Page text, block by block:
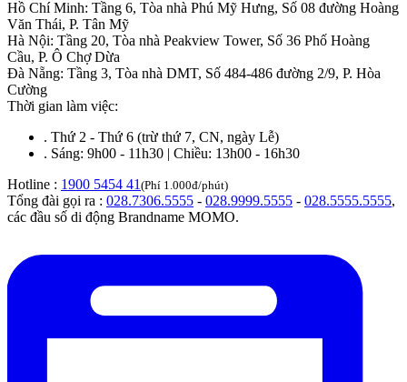
Hồ Chí Minh: Tầng 6, Tòa nhà Phú Mỹ Hưng, Số 08 đường Hoàng
Văn Thái, P. Tân Mỹ
Hà Nội: Tầng 20, Tòa nhà Peakview Tower, Số 36 Phố Hoàng
Cầu, P. Ô Chợ Dừa
Đà Nẵng: Tầng 3, Tòa nhà DMT, Số 484-486 đường 2/9, P. Hòa
Cường
Thời gian làm việc:
. Thứ 2 - Thứ 6 (trừ thứ 7, CN, ngày Lễ)
. Sáng: 9h00 - 11h30 | Chiều: 13h00 - 16h30
Hotline : 1900 5454 41 (Phí 1.000đ/phút)
Tổng đài gọi ra : 028.7306.5555 - 028.9999.5555 - 028.5555.5555,
các đầu số di động Brandname MOMO.